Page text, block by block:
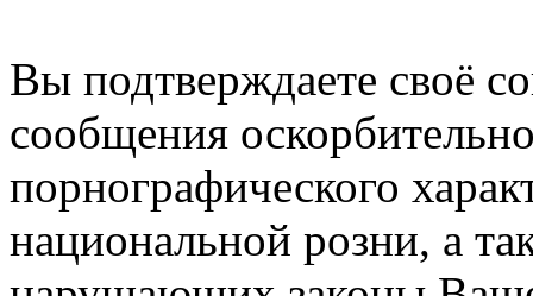
Вы подтверждаете своё
сообщения
порнографического
национальной розни, а